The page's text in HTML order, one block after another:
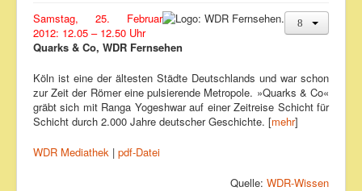
Samstag, 25. Februar
2012: 12.05 – 12.50 Uhr
Quarks & Co, WDR Fernsehen
Köln ist eine der ältesten Städte Deutschlands und war schon
zur Zeit der Römer eine pulsierende Metropole. »Quarks & Co«
gräbt sich mit Ranga Yogeshwar auf einer Zeitreise Schicht für
Schicht durch 2.000 Jahre deutscher Geschichte. [mehr]
WDR Mediathek | pdf-Datei
Quelle: WDR-Wissen